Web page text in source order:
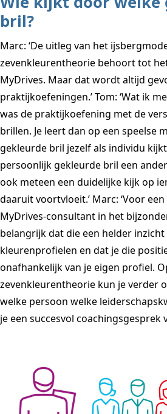
bril?
Marc: ‘De uitleg van het
zevenkleurentheorie behoort tot
MyDrives. Maar dat wordt altijd
praktijkoefeningen.’ Tom: ‘Wat ik
was de praktijkoefening met de
brillen. Je leert dan op een speelse
gekleurde bril jezelf als individu
persoonlijk gekleurde bril een
ook meteen een duidelijke kijk op
daaruit voortvloeit.’ Marc: ‘Voor
MyDrives-consultant in het
belangrijk dat die een helder
kleurenprofielen en dat je die
onafhankelijk van je eigen profiel.
zevenkleurentheorie kun je verder
welke persoon welke
je een succesvol coachingsgesprek